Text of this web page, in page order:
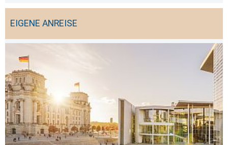
EIGENE ANREISE